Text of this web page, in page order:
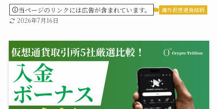
当ページのリンクには広告が含まれています。 海外仮想通貨銘柄
2026年7月16日